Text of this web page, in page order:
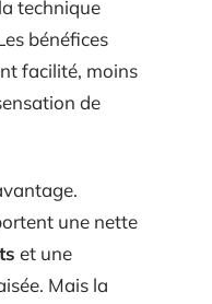
technique
bénéfices
facilité, moins
de
une nette
et une
Mais la